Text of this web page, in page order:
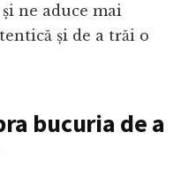
ne aduce mai
și de a trăi o
bucuria de a